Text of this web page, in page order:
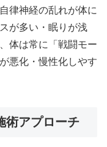
律神経の乱れが体に
が多い・眠りが浅
体は常に「戦闘モー
悪化・慢性化しやす
術アプローチ